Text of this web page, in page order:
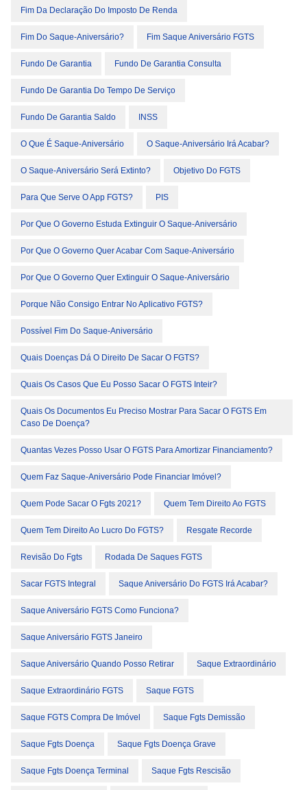
Fim Da Declaração Do Imposto De Renda
Fim Do Saque-Aniversário? Fim Saque Aniversário FGTS
Fundo De Garantia Fundo De Garantia Consulta
Fundo De Garantia Do Tempo De Serviço
Fundo De Garantia Saldo INSS
O Que É Saque-Aniversário O Saque-Aniversário Irá Acabar?
O Saque-Aniversário Será Extinto? Objetivo Do FGTS
Para Que Serve O App FGTS? PIS
Por Que O Governo Estuda Extinguir O Saque-Aniversário
Por Que O Governo Quer Acabar Com Saque-Aniversário
Por Que O Governo Quer Extinguir O Saque-Aniversário
Porque Não Consigo Entrar No Aplicativo FGTS?
Possível Fim Do Saque-Aniversário
Quais Doenças Dá O Direito De Sacar O FGTS?
Quais Os Casos Que Eu Posso Sacar O FGTS Inteir?
Quais Os Documentos Eu Preciso Mostrar Para Sacar O FGTS Em
Caso De Doença?
Quantas Vezes Posso Usar O FGTS Para Amortizar Financiamento?
Quem Faz Saque-Aniversário Pode Financiar Imóvel?
Quem Pode Sacar O Fgts 2021? Quem Tem Direito Ao FGTS
Quem Tem Direito Ao Lucro Do FGTS? Resgate Recorde
Revisão Do Fgts Rodada De Saques FGTS
Sacar FGTS Integral Saque Aniversário Do FGTS Irá Acabar?
Saque Aniversário FGTS Como Funciona?
Saque Aniversário FGTS Janeiro
Saque Aniversário Quando Posso Retirar Saque Extraordinário
Saque Extraordinário FGTS Saque FGTS
Saque FGTS Compra De Imóvel Saque Fgts Demissão
Saque Fgts Doença Saque Fgts Doença Grave
Saque Fgts Doença Terminal Saque Fgts Rescisão